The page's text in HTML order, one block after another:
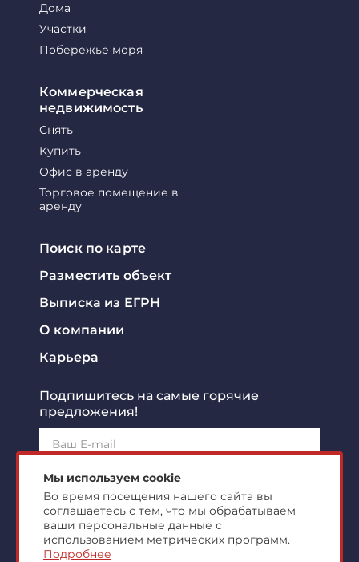
Дома
Участки
Побережье моря
Коммерческая
недвижимость
Снять
Купить
Офис в аренду
Торговое помещение в
аренду
Поиск по карте
Разместить объект
Выписка из ЕГРН
О компании
Карьера
Подпишитесь на самые горячие
предложения!
Подписаться!
Я ознакомлен сполитикой конфиденциальности
согласен наобработку персональных данных
Мы используем cookie
Во время посещения нашего сайта вы
соглашаетесь с тем, что мы обрабатываем
ваши персональные данные с
использованием метрических программ.
Подробнее